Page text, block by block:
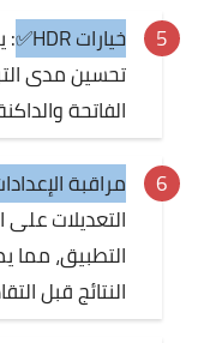
خيارات HDR✅
تحسين مدى
الفاتحة
مراقبة
التعديلات
التطبيق،
النتائج قبل